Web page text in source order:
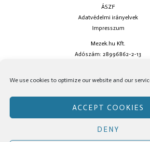
We use cookies to optimize our website and our
ACCEPT COOKIES
DENY
ÁSZF
Adatvédelmi irányelvek
Impresszum
Mezek.hu Kft.
Adószám: 28996862-2-13
social oldalainkon!
Copyright © Mezek.hu 2026